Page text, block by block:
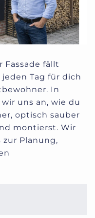
Fassade fällt
Tag für dich
In
uns an, wie du
optisch sauber
montierst. Wir
Planung,